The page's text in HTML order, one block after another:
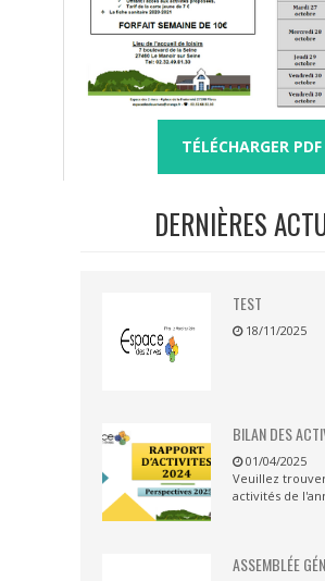
TÉLÉCHARGER PDF
DERNIÈRES
TEST
18/11/2025
BILAN DES
01/04/2025
Veuillez
activités de
ASSEMBLÉE